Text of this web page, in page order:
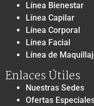
Línea Bienestar
Línea Capilar
Línea Corporal
Línea Facial
Línea de
Enlaces Útiles
Nuestras Sedes
Ofertas